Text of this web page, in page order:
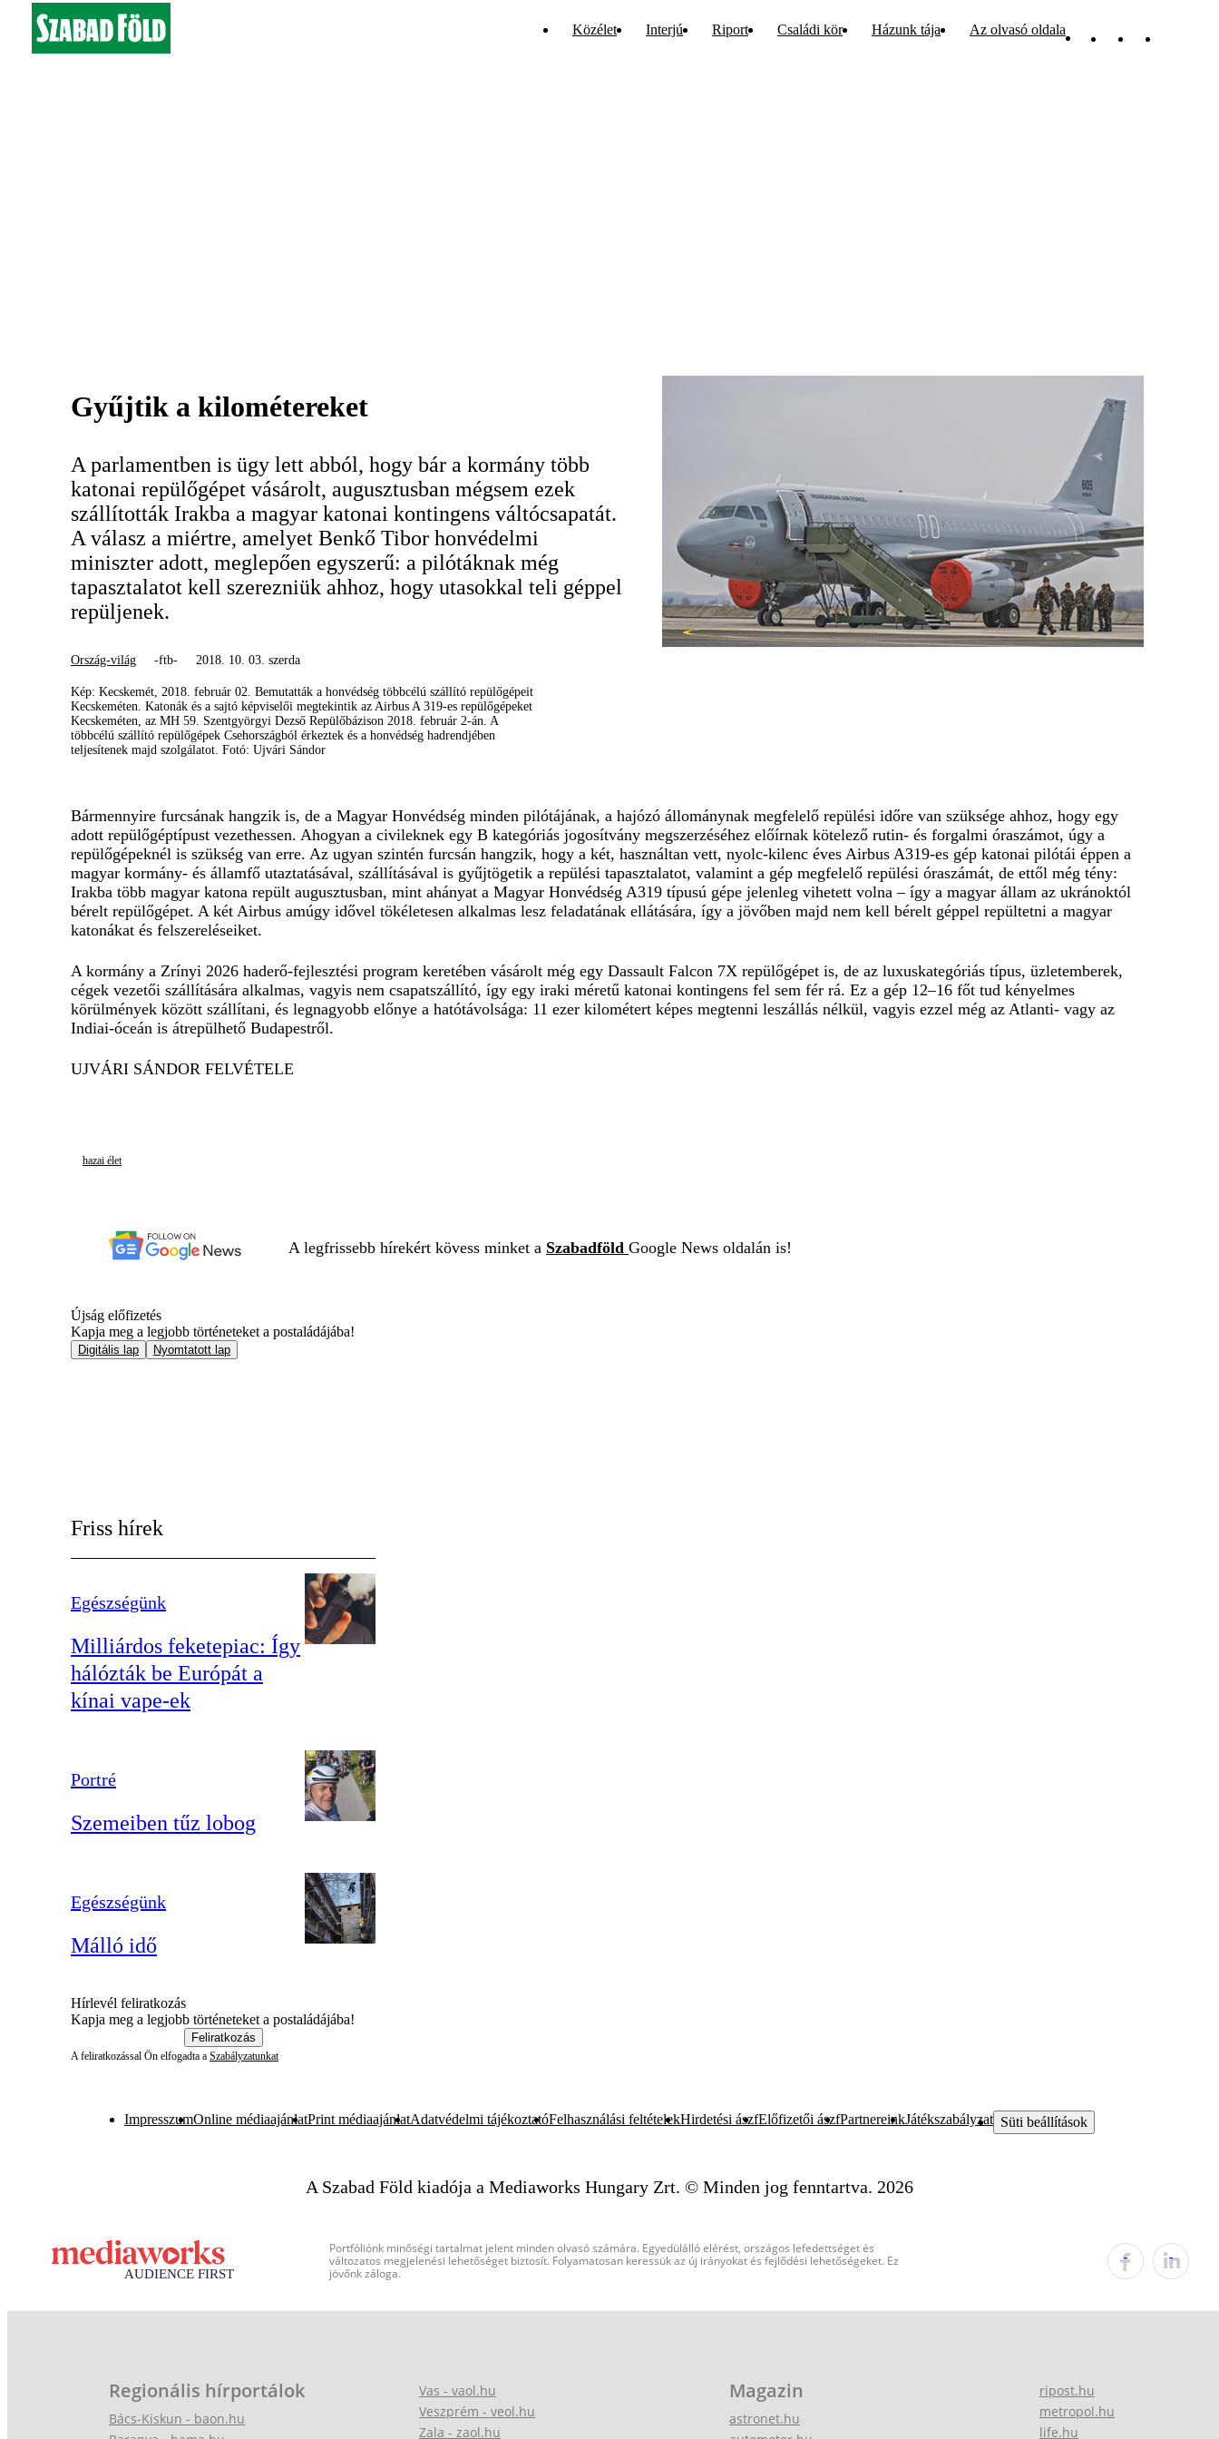
Közélet Interjú Riport Családi kör Házunk tája Az olvasó oldala
Gyűjtik a kilométereket
A parlamentben is ügy lett abból, hogy bár a kormány több
katonai repülőgépet vásárolt, augusztusban mégsem ezek
szállították Irakba a magyar katonai kontingens váltócsapatát.
A válasz a miértre, amelyet Benkő Tibor honvédelmi
miniszter adott, meglepően egyszerű: a pilótáknak még
tapasztalatot kell szerezniük ahhoz, hogy utasokkal teli géppel
repüljenek.
Ország-világ -ftb- 2018. 10. 03. szerda
Kép: Kecskemét, 2018. február 02. Bemutatták a honvédség többcélú szállító repülőgépeit
Kecskeméten. Katonák és a sajtó képviselői megtekintik az Airbus A 319-es repülőgépeket
Kecskeméten, az MH 59. Szentgyörgyi Dezső Repülőbázison 2018. február 2-án. A
többcélú szállító repülőgépek Csehországból érkeztek és a honvédség hadrendjében
teljesítenek majd szolgálatot. Fotó: Ujvári Sándor
Bármennyire furcsának hangzik is, de a Magyar Honvédség minden pilótájának, a hajózó állománynak megfelelő repülési időre van szüksége ahhoz, hogy egy
adott repülőgéptípust vezethessen. Ahogyan a civileknek egy B kategóriás jogosítvány megszerzéséhez előírnak kötelező rutin- és forgalmi óraszámot, úgy a
repülőgépeknél is szükség van erre. Az ugyan szintén furcsán hangzik, hogy a két, használtan vett, nyolc-kilenc éves Airbus A319-es gép katonai pilótái éppen a
magyar kormány- és államfő utaztatásával, szállításával is gyűjtögetik a repülési tapasztalatot, valamint a gép megfelelő repülési óraszámát, de ettől még tény:
Irakba több magyar katona repült augusztusban, mint ahányat a Magyar Honvédség A319 típusú gépe jelenleg vihetett volna – így a magyar állam az ukránoktól
bérelt repülőgépet. A két Airbus amúgy idővel tökéletesen alkalmas lesz feladatának ellátására, így a jövőben majd nem kell bérelt géppel repültetni a magyar
katonákat és felszereléseiket.
A kormány a Zrínyi 2026 haderő-fejlesztési program keretében vásárolt még egy Dassault Falcon 7X repülőgépet is, de az luxuskategóriás típus, üzletemberek,
cégek vezetői szállítására alkalmas, vagyis nem csapatszállító, így egy iraki méretű katonai kontingens fel sem fér rá. Ez a gép 12–16 főt tud kényelmes
körülmények között szállítani, és legnagyobb előnye a hatótávolsága: 11 ezer kilométert képes megtenni leszállás nélkül, vagyis ezzel még az Atlanti- vagy az
Indiai-óceán is átrepülhető Budapestről.
UJVÁRI SÁNDOR FELVÉTELE
hazai élet
A legfrissebb hírekért kövess minket a Szabadföld Google News oldalán is!
Újság előfizetés
Kapja meg a legjobb történeteket a postaládájába!
Digitális lap Nyomtatott lap
Friss hírek
Egészségünk
Milliárdos feketepiac: Így
hálózták be Európát a
kínai vape-ek
Portré
Szemeiben tűz lobog
Egészségünk
Málló idő
Hírlevél feliratkozás
Kapja meg a legjobb történeteket a postaládájába!
Feliratkozás
A feliratkozással Ön elfogadta a Szabályzatunkat
ImpresszumOnline médiaajánlatPrint médiaajánlatAdatvédelmi tájékoztatóFelhasználási feltételekHirdetési ászfElőfizetői ászfPartnereinkJátékszabályzat Süti beállítások
A Szabad Föld kiadója a Mediaworks Hungary Zrt. © Minden jog fenntartva. 2026
Portfóliónk minőségi tartalmat jelent minden olvasó számára. Egyedülálló elérést, országos lefedettséget és
változatos megjelenési lehetőséget biztosít. Folyamatosan keressük az új irányokat és fejlődési lehetőségeket. Ez
jövőnk záloga.
Regionális hírportálok
Bács-Kiskun - baon.hu
Vas - vaol.hu
Veszprém - veol.hu
Zala - zaol.hu
Magazin
astronet.hu
ripost.hu
metropol.hu
life.hu